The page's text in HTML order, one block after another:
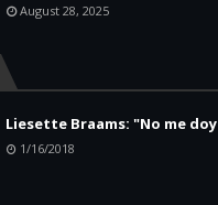
August 28, 2025
Liesette Braams: "No me
1/16/2018